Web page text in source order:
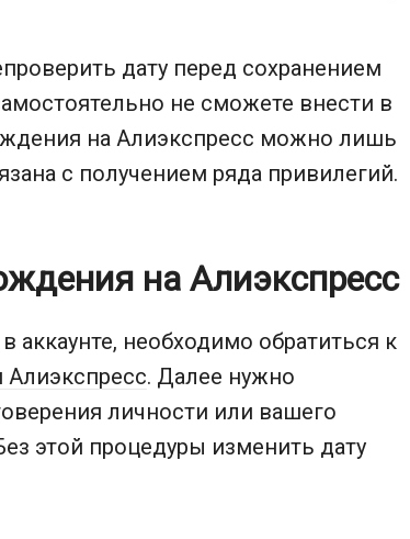
дату перед сохранением
не сможете внести в
на Алиэкспресс можно лишь
с получением ряда привилегий.
на Алиэкспресс
необходимо обратиться к
. Далее нужно
личности или вашего
этой процедуры изменить дату